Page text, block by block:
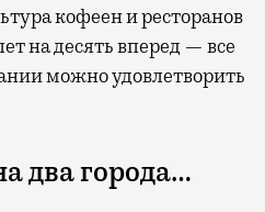
кофеен и ресторанов
на десять вперед — все
можно удовлетворить
два города…